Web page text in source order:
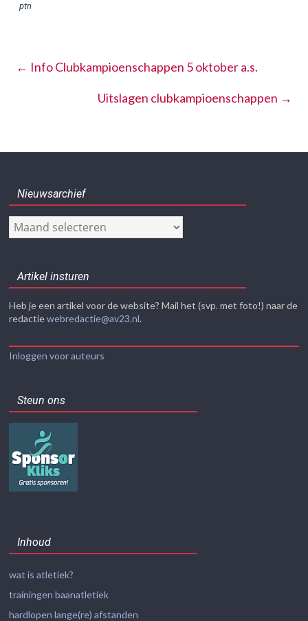
← Info Clubkampioenschappen 5 oktober a.s.
Uitslagen clubkampioenschappen →
Nieuwsarchief
Nieuwsarchief
Artikel insturen
Heb je een artikel voor de website? Mail het (svp. met foto!) naar de
redactiewebredactie@av23.nl.
Inloggen voor auteurs
Steun ons
Inhoud
wat is atletiek?
trainingen baanatletiek
hardlopen lange(re) afstanden